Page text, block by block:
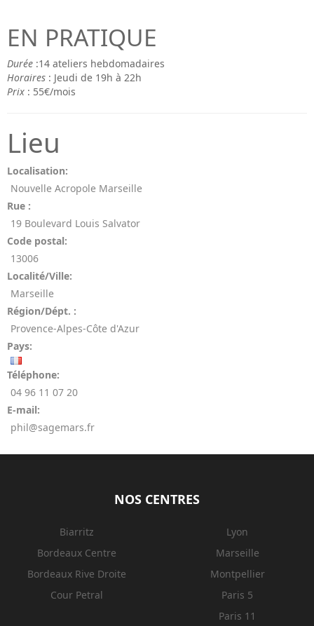
EN PRATIQUE
Durée :14 ateliers hebdomadaires
Horaires : Jeudi de 19h à 22h
Prix : 55€/mois
Lieu
Localisation:
Nouvelle Acropole Marseille
Rue :
19 Boulevard Louis Salvator
Code postal:
13006
Localité/Ville:
Marseille
Région/Dépt. :
Provence-Alpes-Côte d'Azur
Pays:
Téléphone:
04 96 11 07 20
E-mail:
phil@sagemars.fr
NOS CENTRES
Biarritz
Bordeaux Centre
Bordeaux Rive Droite
Cour Petral
Lyon
Marseille
Montpellier
Paris 5
Paris 11